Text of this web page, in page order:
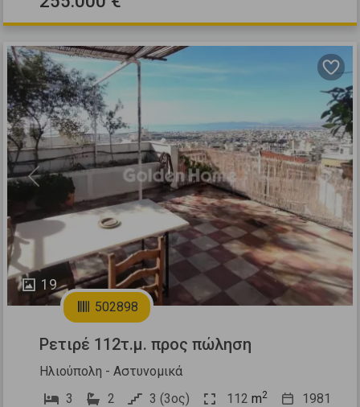
19
Previous Next
502898
Ρετιρέ 112τ.μ. προς πώληση
Ηλιούπολη - Αστυνομικά
3
2 3 (3ος) 112 m2 1981